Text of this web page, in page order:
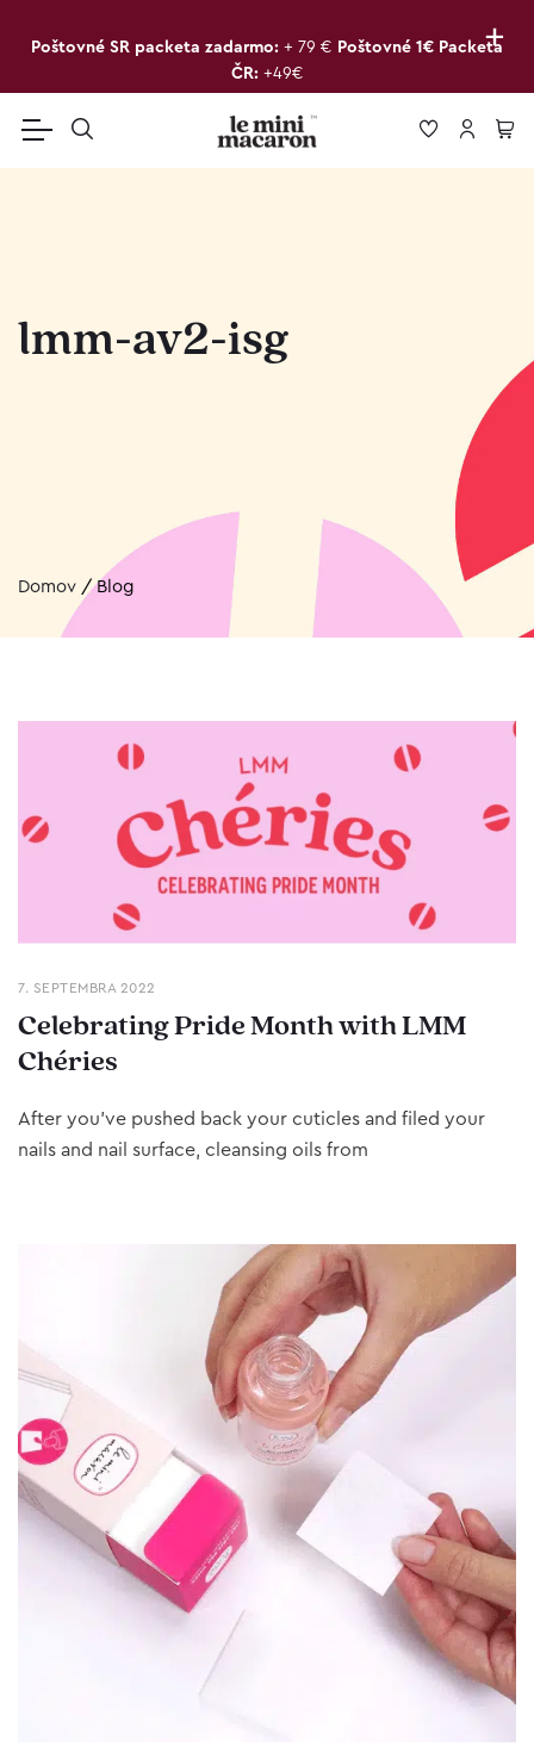
+
Poštovné SR packeta zadarmo: + 79 € Poštovné 1€ Packeta
ČR: +49€
lmm-av2-isg
Domov /Blog
7. SEPTEMBRA 2022
Celebrating Pride Month with LMM
Chéries
After you’ve pushed back your cuticles and filed your
nails and nail surface, cleansing oils from